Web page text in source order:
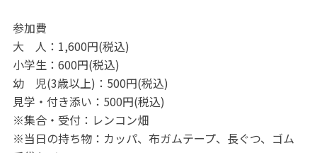
参加費
大 人：1,600円(税込)
小学生：600円(税込)
幼 児(3歳以上)：500円(税込)
見学・付き添い：500円(税込)
※集合・受付：レンコン畑
※当日の持ち物：カッパ、布ガムテープ、長ぐつ、ゴム